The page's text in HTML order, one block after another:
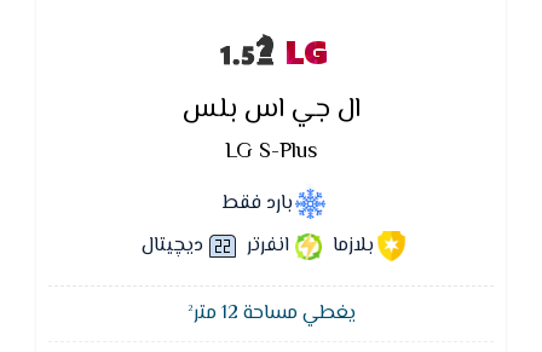
LG
ال جي اس بلس
LG S-Plus
بارد فقط
بلازما
انفرتر ديچيتال
يغطي مساحة 12 متر²